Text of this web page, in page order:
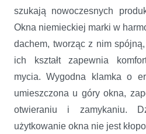
szukają nowoczesnych
Okna niemieckiej marki w
dachem, tworząc z nim
ich kształt zapewnia
mycia. Wygodna klamka o
umieszczona u góry okna,
otwieraniu i zamykaniu.
użytkowanie okna nie jest